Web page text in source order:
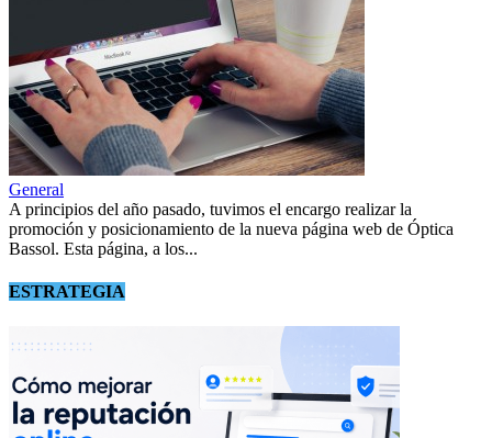
General
A principios del año pasado, tuvimos el encargo realizar la
promoción y posicionamiento de la nueva página web de Óptica
Bassol. Esta página, a los...
ESTRATEGIA